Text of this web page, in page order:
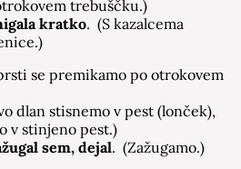
trebuščku.)
kratko. (S kazalcema
se premikamo po otrokovem
dlan stisnemo v pest (lonček),
v stinjeno pest.)
sem, dejal. (Zažugamo.)